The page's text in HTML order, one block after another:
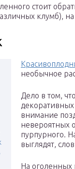
стоит
клумб), на
необычное
Дело в том,
внимание
невероятных
пурпурного.
выглядят,
На оголенных